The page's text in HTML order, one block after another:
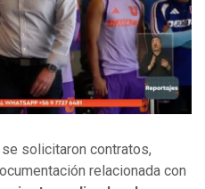
solicitaron contratos,
relacionada con